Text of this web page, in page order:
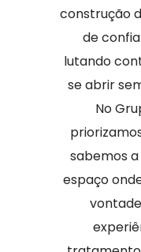
construção
de
lutando
se abrir
No
sabemos
espaço